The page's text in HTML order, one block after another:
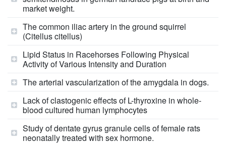
market weight.
The common iliac artery in the ground squirrel
(Citellus citellus)
Lipid Status in Racehorses Following Physical
Activity of Various Intensity and Duration
The arterial vascularization of the amygdala in dogs.
Lack of clastogenic effects of L-thyroxine in whole-
blood cultured human lymphocytes
Study of dentate gyrus granule cells of female rats
neonatally treated with sex hormone.